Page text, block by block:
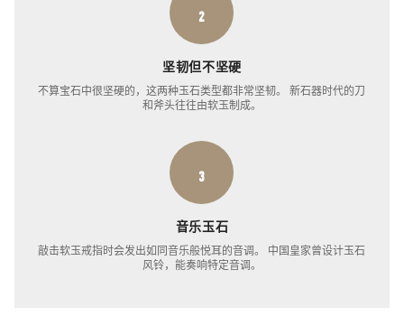
2
坚韧但不坚硬
不算宝石中很坚硬的，这两种玉石类型都非常坚韧。 新石器时代的刀
和斧头往往由软玉制成。
3
音乐玉石
敲击软玉戒指时会发出如同音乐般悦耳的音调。 中国皇家曾设计玉石
风铃，能奏响特定音调。